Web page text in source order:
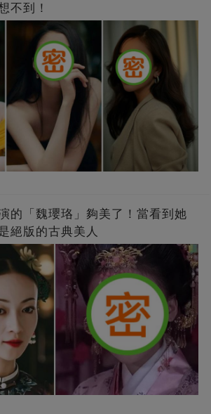
不到！
的「魏瓔珞」夠美了！當看到她
絕版的古典美人